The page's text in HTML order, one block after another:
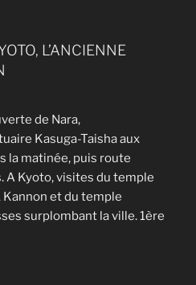
L’ANCIENNE
de Nara,
Kasuga-Taisha aux
la matinée, puis route
A Kyoto, visites du temple
Kannon et du temple
surplombant la ville. 1ère